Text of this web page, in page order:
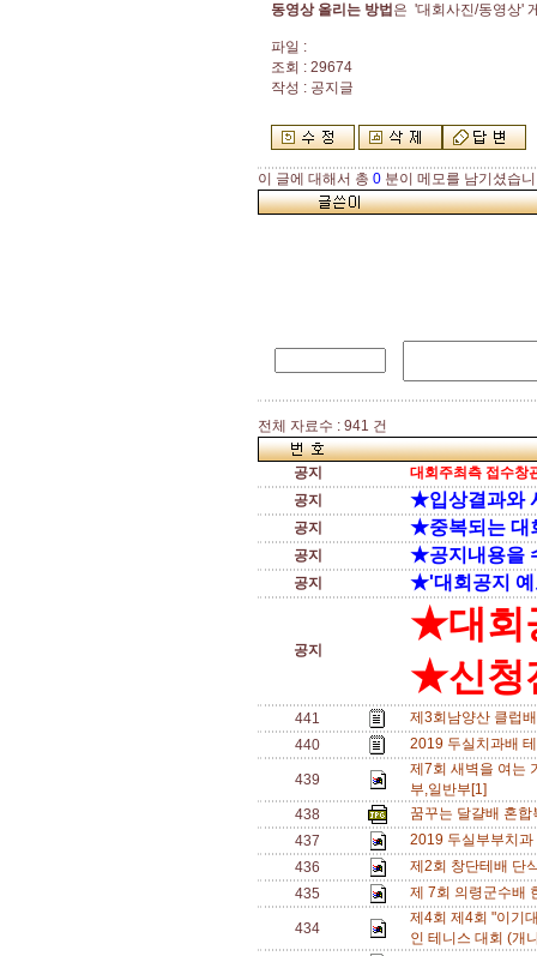
동영상 올리는 방법 은 '대회사진/동영상'
파일 :
조회 : 29674
작성 : 공지글
이 글에 대해서 총 0 분이 메모를 남기셨습
전체 자료수 : 941 건
공지
대회주최측 접수창
공지
★입상결과와
공지 ★중복되는 대
공지 ★공지내용을
공지 ★'대회공지 예
공지
★대회
★신청
441
제3회남양산 클럽
440
2019 두실치과배
439
제7회 새벽을 여는
부,일반부[1]
438
꿈꾸는 달걀배 혼
437
2019 두실부부치
436
제2회 창단테배 단
435
제 7회 의령군수배
434
제4회 제4회 "이기
인 테니스 대회 (개